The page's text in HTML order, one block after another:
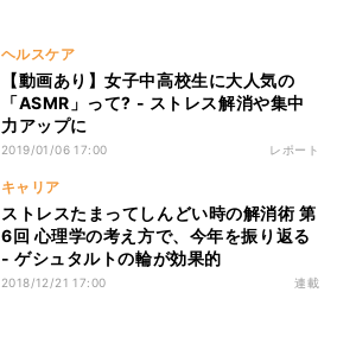
ヘルスケア
【動画あり】女子中高校生に大人気の
「ASMR」って? - ストレス解消や集中
力アップに
2019/01/06 17:00 レポート
キャリア
ストレスたまってしんどい時の解消術 第
6回 心理学の考え方で、今年を振り返る
- ゲシュタルトの輪が効果的
2018/12/21 17:00 連載